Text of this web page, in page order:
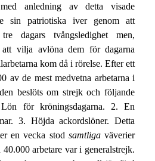
anledning av detta visade
sin patriotiska iver genom att
dagars tvångsledighet men,
vilja avlöna dem för dagarna
kom då i rörelse. Efter ett
av de mest medvetna arbetarna i
beslöts om strejk och följande
för kröningsdagarna. 2. En
3. Höjda ackordslöner. Detta
en vecka stod samtligaväverier
arbetare var i generalstrejk.